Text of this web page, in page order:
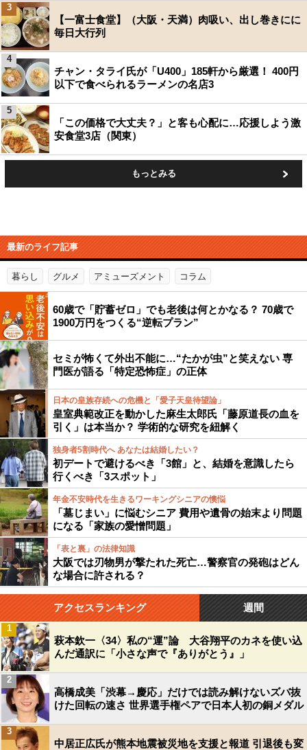
【一富士食堂】（大阪・天満）肉吸い、出し巻きにに
毎日大行列
3
チャン・タライ氏が「U400」185軒から厳選！ 400円
以下で食べられるラーメンの名店3
4
「この価格で大丈夫？」と客も心配に…応援しよう激
安食堂3店（関東）
5
もっとみる
最新のライフ記事
暮らし グルメ アミューズメント コラム
60歳で「貯蓄ゼロ」でも老後は何とかなる？ 70歳で
1900万円をつくる“逆転プラン”
セミが怖くて外出不能に…“たかが虫”と笑えない 専
門医が語る「特定恐怖症」の正体
日本の皇族存続への危機と「愛子天皇待望論」
皇室典範改正を動かした麻生太郎氏「藤原道長の血を
引く」は本当か？ 学術的な研究を紐解く
独身者5割時代へ あなたは結婚したい？
初デートで避けるべき「3館」と、結婚を意識したら
行くべき「3スポット」
年金不安時代を生きるワーキングシニアの懊悩
「墓じまい」に悩むシニア 費用や遺骨の始末より問題
になる「家族の愛憎問題」
「表と裏」の法律知識
大阪では刃物男が撃たれた死亡…警察官の発砲はどん
な場合に許される？
アクセスランキング 週間
萩本欽一〈34〉私の“運”論 大谷翔平のカネを使い込
んだ通訳に「小さな声で『ありがとう』」
1
高橋成美「渋幕→慶応」だけでは読み解けないズバ抜
けた回転の速さ 世界選手権ペアで日本人初の銅メダル
2
中居正広氏が熊本地震被災地を支援と報道 引退後も変
3